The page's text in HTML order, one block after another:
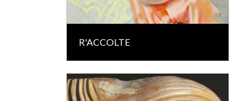
R'ACCOLTE